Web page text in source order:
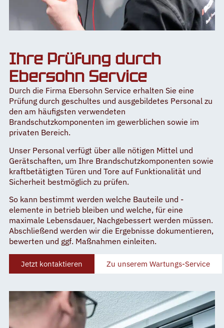
Ihre Prüfung durch
Ebersohn Service
Durch die Firma Ebersohn Service erhalten Sie eine
Prüfung durch geschultes und ausgebildetes Personal zu
den am häufigsten verwendeten
Brandschutzkomponenten im gewerblichen sowie im
privaten Bereich.
Unser Personal verfügt über alle nötigen Mittel und
Gerätschaften, um Ihre Brandschutzkomponenten sowie
kraftbetätigten Türen und Tore auf Funktionalität und
Sicherheit bestmöglich zu prüfen.
So kann bestimmt werden welche Bauteile und -
elemente in betrieb bleiben und welche, für eine
maximale Lebensdauer, Nachgebessert werden müssen.
Abschließend werden wir die Ergebnisse dokumentieren,
bewerten und ggf. Maßnahmen einleiten.
Jetzt kontaktieren Zu unserem Wartungs-Service